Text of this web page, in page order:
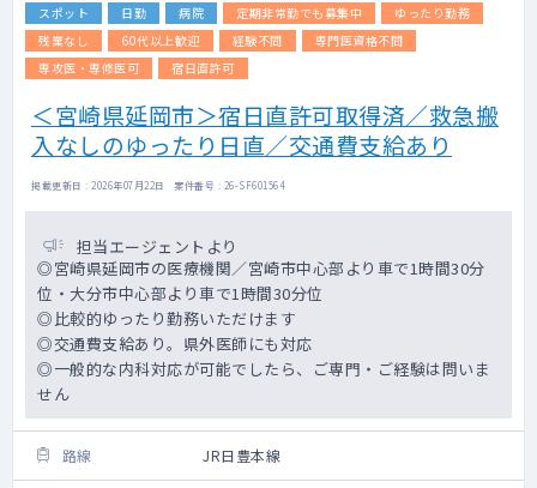
スポット 日勤 病院 定期非常勤でも募集中
ゆったり勤務
残業なし
60代以上歓迎 経験不問
専門医資格不問
専攻医・専修医可
宿日直許可
＜宮崎県延岡市＞宿日直許可取得済／救急搬
入なしのゆったり日直／交通費支給あり
掲載更新日 : 2026年07月22日 案件番号 : 26-SF601564
担当エージェントより
◎宮崎県延岡市の医療機関／宮崎市中心部より車で1時間30分
位・大分市中心部より車で1時間30分位
◎比較的ゆったり勤務いただけます
◎交通費支給あり。県外医師にも対応
◎一般的な内科対応が可能でしたら、ご専門・ご経験は問いま
せん
路線 JR日豊本線